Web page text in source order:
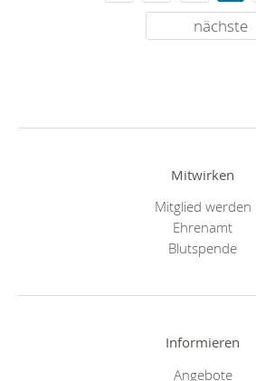
nächste
Mitwirken
Mitglied werden
Ehrenamt
Blutspende
Informieren
Angebote